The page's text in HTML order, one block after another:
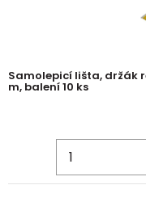
Samolepicí lišta, držák
m, balení 10 ks